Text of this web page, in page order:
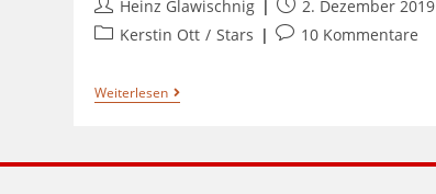
Heinz Glawischnig
2. Dezember 2019
Kerstin Ott / Stars 10 Kommentare
Weiterlesen